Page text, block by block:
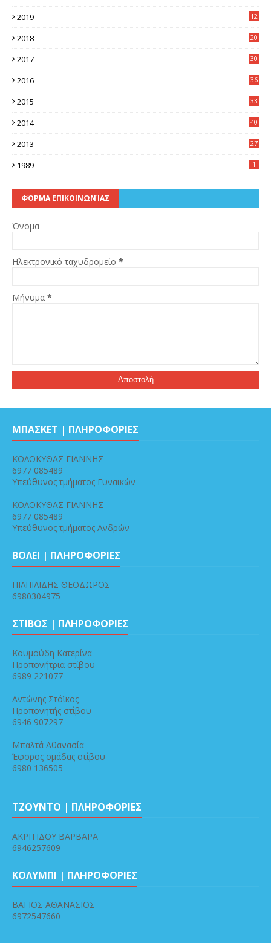
2019
12
2018
20
2017
30
2016
36
2015
33
2014
40
2013
27
1989 1
ΦΌΡΜΑ ΕΠΙΚΟΙΝΩΝΊΑΣ
Όνομα
Ηλεκτρονικό ταχυδρομείο *
Μήνυμα *
ΜΠΑΣΚΕΤ | ΠΛΗΡΟΦΟΡΙΕΣ
ΚΟΛΟΚΥΘΑΣ ΓΙΑΝΝΗΣ
6977 085489
Υπεύθυνος τμήματος Γυναικών
ΚΟΛΟΚΥΘΑΣ ΓΙΑΝΝΗΣ
6977 085489
Υπεύθυνος τμήματος Ανδρών
ΒΟΛΕΙ | ΠΛΗΡΟΦΟΡΙΕΣ
ΠΙΛΠΙΛΙΔΗΣ ΘΕΟΔΩΡΟΣ
6980304975
ΣΤΙΒΟΣ | ΠΛΗΡΟΦΟΡΙΕΣ
Κουμούδη Κατερίνα
Προπονήτρια στίβου
6989 221077
Αντώνης Στόϊκος
Προπονητής στίβου
6946 907297
Μπαλτά Αθανασία
Έφορος ομάδας στίβου
6980 136505
ΤΖΟΥΝΤΟ | ΠΛΗΡΟΦΟΡΙΕΣ
ΑΚΡΙΤΙΔΟΥ ΒΑΡΒΑΡΑ
6946257609
ΚΟΛΥΜΠΙ | ΠΛΗΡΟΦΟΡΙΕΣ
ΒΑΓΙΟΣ ΑΘΑΝΑΣΙΟΣ
6972547660